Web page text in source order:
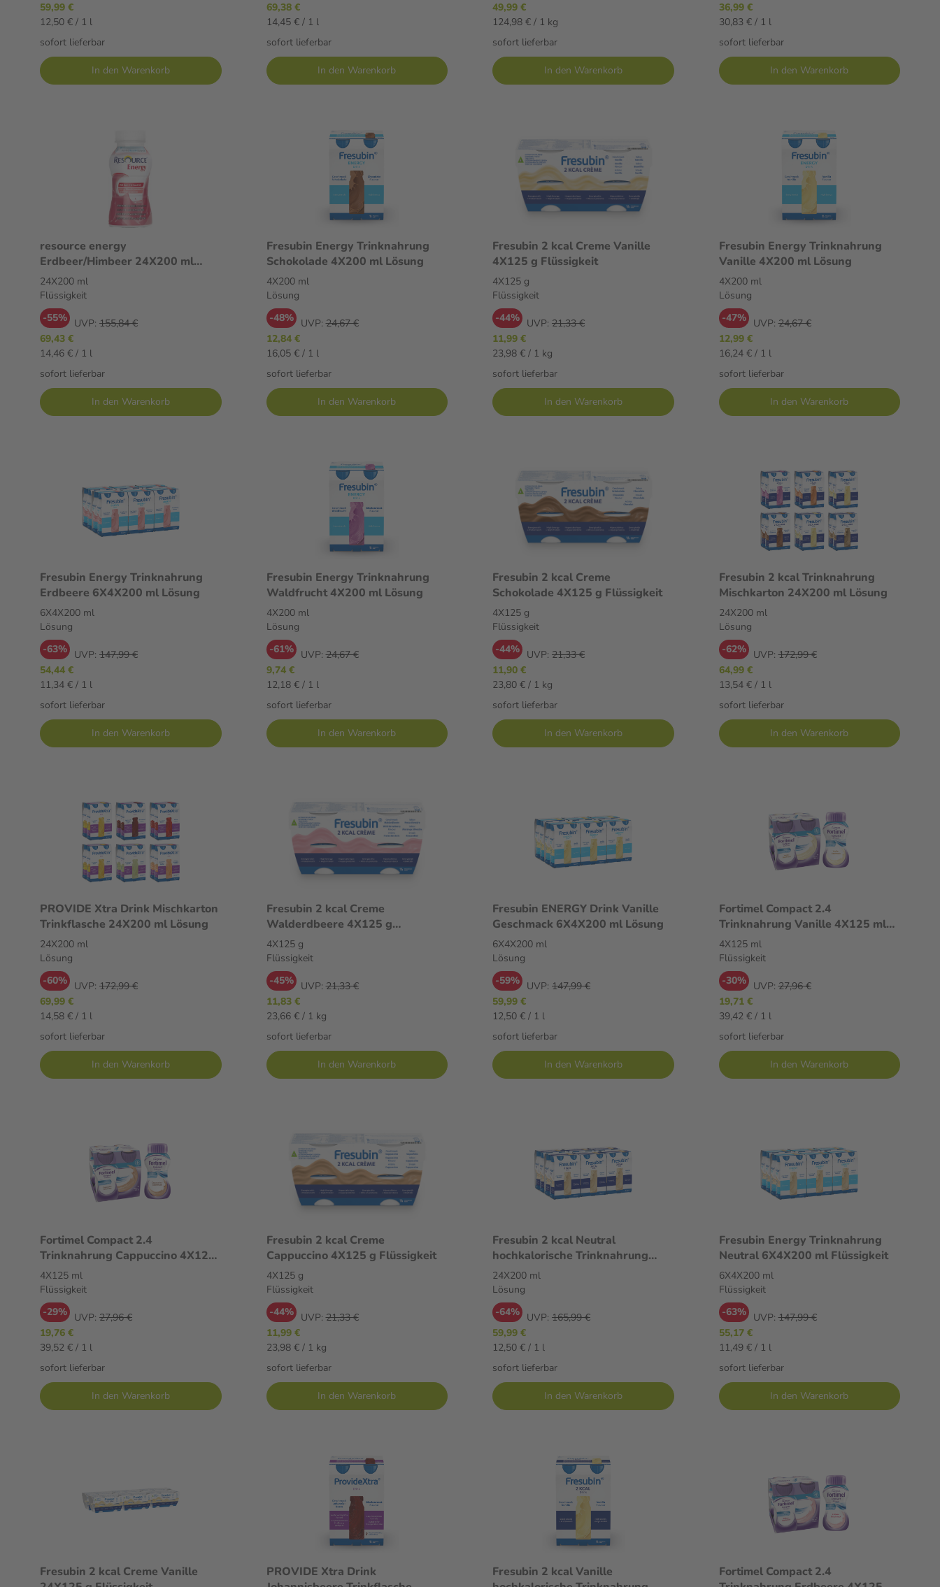
59,99 €
12,50 € / 1 l
sofort lieferbar
In den Warenkorb
69,38 €
14,45 € / 1 l
sofort lieferbar
In den Warenkorb
49,99 €
124,98 € / 1 kg
sofort lieferbar
In den Warenkorb
36,99 €
30,83 € / 1 l
sofort lieferbar
In den Warenkorb
resource energy
Erdbeer/Himbeer 24X200 ml
Flüssigkeit
24X200 ml
Flüssigkeit
-55% UVP: 155,84 €
69,43 €
14,46 € / 1 l
sofort lieferbar
In den Warenkorb
Fresubin Energy Trinknahrung
Schokolade 4X200 ml Lösung
4X200 ml
Lösung
-48%
UVP: 24,67 €
12,84 €
16,05 € / 1 l
sofort lieferbar
In den Warenkorb
Fresubin 2 kcal Creme Vanille
4X125 g Flüssigkeit
4X125 g
Flüssigkeit
-44% UVP: 21,33 €
11,99 €
23,98 € / 1 kg
sofort lieferbar
In den Warenkorb
Fresubin Energy Trinknahrung
Vanille 4X200 ml Lösung
4X200 ml
Lösung
-47%
UVP: 24,67 €
12,99 €
16,24 € / 1 l
sofort lieferbar
In den Warenkorb
Fresubin Energy Trinknahrung
Erdbeere 6X4X200 ml Lösung
6X4X200 ml
Lösung
-63% UVP: 147,99 €
54,44 €
11,34 € / 1 l
sofort lieferbar
In den Warenkorb
Fresubin Energy Trinknahrung
Waldfrucht 4X200 ml Lösung
4X200 ml
Lösung
-61%
UVP: 24,67 €
9,74 €
12,18 € / 1 l
sofort lieferbar
In den Warenkorb
Fresubin 2 kcal Creme
Schokolade 4X125 g Flüssigkeit
4X125 g
Flüssigkeit
-44% UVP: 21,33 €
11,90 €
23,80 € / 1 kg
sofort lieferbar
In den Warenkorb
Fresubin 2 kcal Trinknahrung
Mischkarton 24X200 ml Lösung
24X200 ml
Lösung
-62%
UVP: 172,99 €
64,99 €
13,54 € / 1 l
sofort lieferbar
In den Warenkorb
PROVIDE Xtra Drink Mischkarton
Trinkflasche 24X200 ml Lösung
24X200 ml
Lösung
-60% UVP: 172,99 €
69,99 €
14,58 € / 1 l
sofort lieferbar
In den Warenkorb
Fresubin 2 kcal Creme
Walderdbeere 4X125 g
Flüssigkeit
4X125 g
Flüssigkeit
-45%
UVP: 21,33 €
11,83 €
23,66 € / 1 kg
sofort lieferbar
In den Warenkorb
Fresubin ENERGY Drink Vanille
Geschmack 6X4X200 ml Lösung
6X4X200 ml
Lösung
-59% UVP: 147,99 €
59,99 €
12,50 € / 1 l
sofort lieferbar
In den Warenkorb
Fortimel Compact 2.4
Trinknahrung Vanille 4X125 ml
Flüssigkeit
4X125 ml
Flüssigkeit
-30%
UVP: 27,96 €
19,71 €
39,42 € / 1 l
sofort lieferbar
In den Warenkorb
Fortimel Compact 2.4
Trinknahrung Cappuccino 4X125
ml Flüssigkeit
4X125 ml
Flüssigkeit
-29% UVP: 27,96 €
19,76 €
39,52 € / 1 l
sofort lieferbar
In den Warenkorb
Fresubin 2 kcal Creme
Cappuccino 4X125 g Flüssigkeit
4X125 g
Flüssigkeit
-44%
UVP: 21,33 €
11,99 €
23,98 € / 1 kg
sofort lieferbar
In den Warenkorb
Fresubin 2 kcal Neutral
hochkalorische Trinknahrung
24X200 ml Lösung
24X200 ml
Lösung
-64% UVP: 165,99 €
59,99 €
12,50 € / 1 l
sofort lieferbar
In den Warenkorb
Fresubin Energy Trinknahrung
Neutral 6X4X200 ml Flüssigkeit
6X4X200 ml
Flüssigkeit
-63%
UVP: 147,99 €
55,17 €
11,49 € / 1 l
sofort lieferbar
In den Warenkorb
Fresubin 2 kcal Creme Vanille
PROVIDE Xtra Drink
Fresubin 2 kcal Vanille
Fortimel Compact 2.4